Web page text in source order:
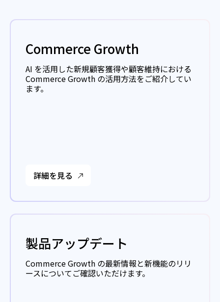
Commerce Growth
AI を活用した新規顧客獲得や顧客維持における
Commerce Growth の活用方法をご紹介してい
ます。
詳細を見る
製品アップデート
Commerce Growth の最新情報と新機能のリリ
ースについてご確認いただけます。